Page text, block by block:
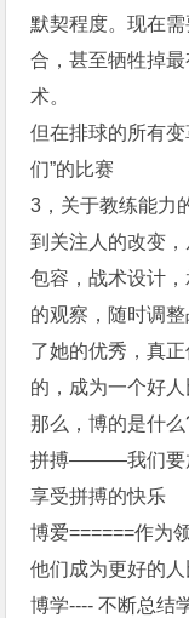
默契程度。现在
合，甚至牺牲掉
术。
但在排球的所有
们”的比赛
3，关于教练能力
到关注人的改变
包容，战术设计
的观察，随时调
了她的优秀，真
的，成为一个好
那么，博的是什么
拼搏———我们要
享受拼搏的快乐
博爱======作为
他们成为更好的
博学---- 不断总结